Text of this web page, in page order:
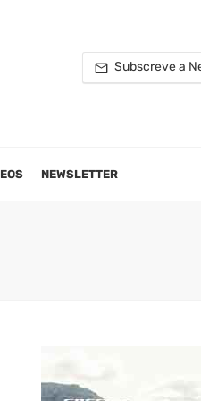
Subscreve a
NEWSLETTER